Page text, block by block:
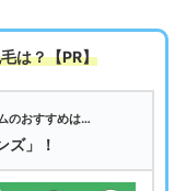
は？【PR】
のおすすめは…
ズ」！